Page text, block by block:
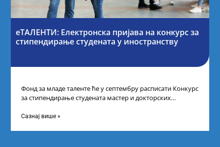
еТАЛЕНТИ: Електронска пријава на конкурс за
стипендирање студената у иностранству
Фонд за младе таленте ће у септембру расписати Конкурс
за стипендирање студената мастер и докторских
Сазнај више »